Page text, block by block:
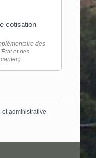
cotisation
des
et des
et administrative